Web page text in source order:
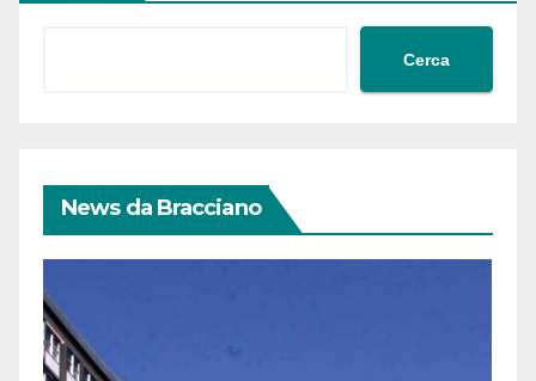
Cerca
News da Bracciano